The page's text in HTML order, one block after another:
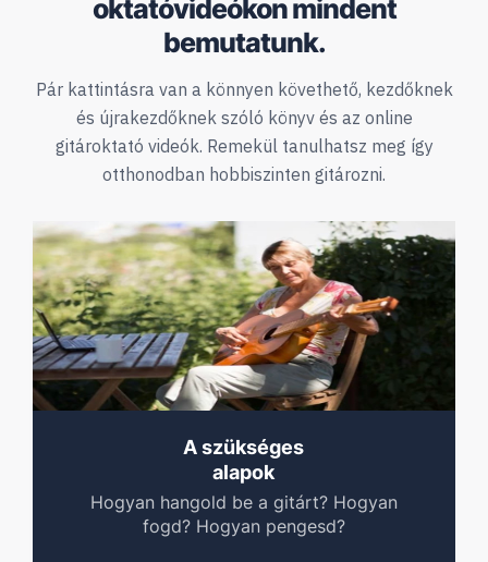
oktatóvideókon mindent
bemutatunk.
Pár kattintásra van a könnyen követhető, kezdőknek
és újrakezdőknek szóló könyv és az online
gitároktató videók. Remekül tanulhatsz meg így
otthonodban hobbiszinten gitározni.
A szükséges
alapok
Hogyan hangold be a gitárt? Hogyan
fogd? Hogyan pengesd?